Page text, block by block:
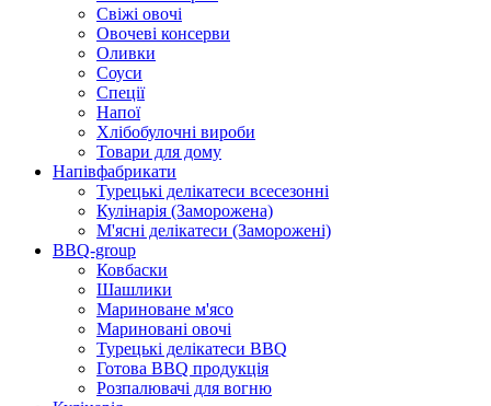
Свіжі овочі
Овочеві консерви
Оливки
Соуси
Спеції
Напої
Хлібобулочні вироби
Товари для дому
Напівфабрикати
Турецькі делікатеси всесезонні
Кулінарія (Заморожена)
М'ясні делікатеси (Заморожені)
BBQ-group
Ковбаски
Шашлики
Мариноване м'ясо
Мариновані овочі
Турецькі делікатеси BBQ
Готова BBQ продукція
Розпалювачі для вогню